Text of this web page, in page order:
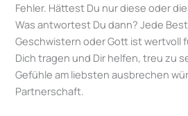
Fehler. Hättest Du nur diese oder
Was antwortest Du dann? Jede
Geschwistern oder Gott ist wertvoll
Dich tragen und Dir helfen, treu zu
Gefühle am liebsten ausbrechen
Partnerschaft.